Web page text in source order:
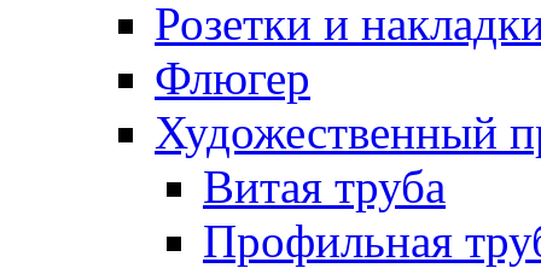
Розетки и
Флюгер
Художественный
Витая труба
Профильная